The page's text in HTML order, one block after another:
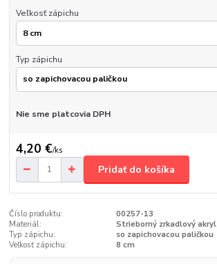
Veľkosť zápichu
Typ zápichu
Nie sme platcovia DPH
4,20 €/ks
Pridať do košíka
Číslo produktu:
00257-13
Materiál:
Strieborný zrkadlový akryl
Typ zápichu:
so zapichovacou paličkou
Veľkosť zápichu:
8 cm